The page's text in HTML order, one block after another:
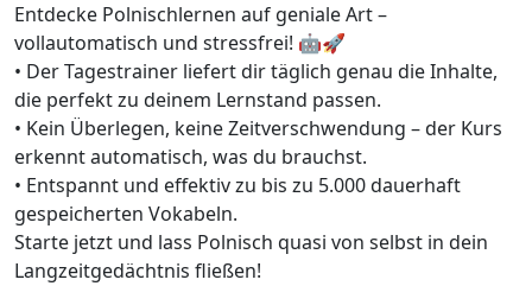
Entdecke Polnischlernen auf geniale Art –
vollautomatisch und stressfrei! 🤖🚀
• Der Tagestrainer liefert dir täglich genau die Inhalte,
die perfekt zu deinem Lernstand passen.
• Kein Überlegen, keine Zeitverschwendung – der Kurs
erkennt automatisch, was du brauchst.
• Entspannt und effektiv zu bis zu 5.000 dauerhaft
gespeicherten Vokabeln.
Starte jetzt und lass Polnisch quasi von selbst in dein
Langzeitgedächtnis fließen!